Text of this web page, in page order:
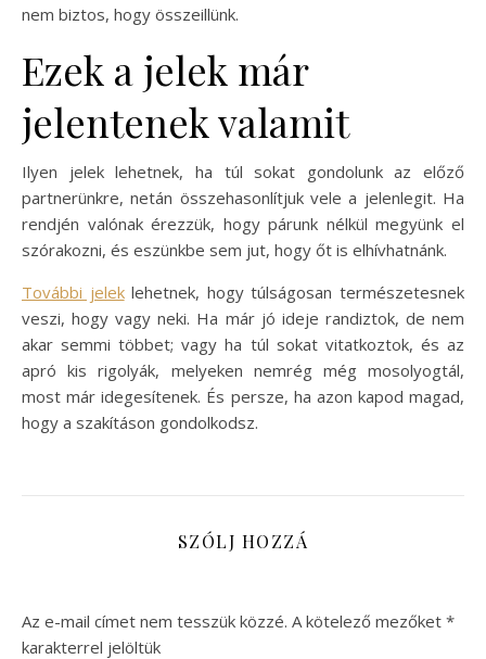
nem biztos, hogy összeillünk.
Ezek a jelek már
jelentenek valamit
Ilyen jelek lehetnek, ha túl sokat gondolunk az előző
partnerünkre, netán összehasonlítjuk vele a jelenlegit. Ha
rendjén valónak érezzük, hogy párunk nélkül megyünk el
szórakozni, és eszünkbe sem jut, hogy őt is elhívhatnánk.
További jeleklehetnek, hogy túlságosan természetesnek
veszi, hogy vagy neki. Ha már jó ideje randiztok, de nem
akar semmi többet; vagy ha túl sokat vitatkoztok, és az
apró kis rigolyák, melyeken nemrég még mosolyogtál,
most már idegesítenek. És persze, ha azon kapod magad,
hogy a szakításon gondolkodsz.
SZÓLJ HOZZÁ
Az e-mail címet nem tesszük közzé. A kötelező mezőket *
karakterrel jelöltük